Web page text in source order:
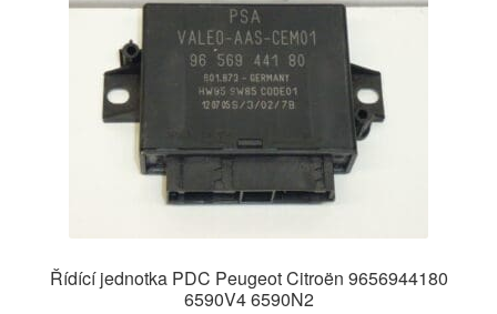
Řídící jednotka PDC Peugeot Citroën 9656944180
6590V4 6590N2